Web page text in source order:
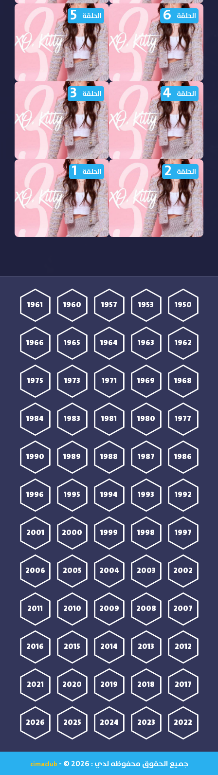
مشاهدة مسلسل XO Kitty
مترجمة
مشاهدة مسلسل XO Kitty
مترجمة
مشاهدة مسلسل XO Kitty
مترجمة
الحلقة 6
مشاهدة مسلسل XO Kitty
مترجمة
الحلقة 5
مشاهدة مسلسل XO Kitty
مترجمة
الحلقة 4
مشاهدة مسلسل XO Kitty
مترجمة
الحلقة 3
الحلقة 2 الحلقة 1
1950
1953
1957
1960
1961
1962
1963
1964
1965
1966
1968
1969
1971
1973
1975
1977
1980
1981
1983
1984
1986
1987
1988
1989
1990
1992
1993
1994
1995
1996
1997
1998
1999
2000
2001
2002
2003
2004
2005
2006
2007
2008
2009
2010
2011
2012
2013
2014
2015
2016
2017
2018
2019
2020
2021
2022
2023
2024
2025
2026
جميع الحقوق محفوظه لدي : cimaclub - © 2026